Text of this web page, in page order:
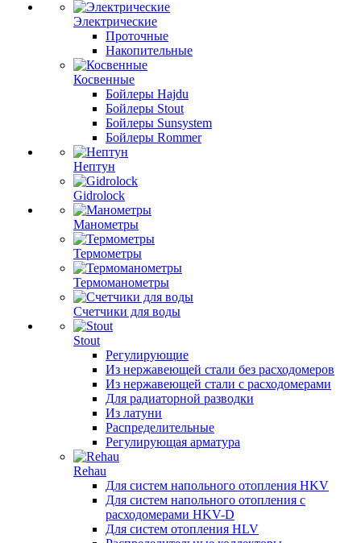
Электрические
Проточные
Накопительные
Косвенные
Бойлеры Hajdu
Бойлеры Stout
Бойлеры Sunsystem
Бойлеры Rommer
Нептун
Gidrolock
Манометры
Термометры
Термоманометры
Счетчики для воды
Stout
Регулирующие
Из нержавеющей стали без расходомеров
Из нержавеющей стали с расходомерами
Для радиаторной разводки
Из латуни
Распределительные
Регулирующая арматура
Rehau
Для систем напольного отопления HKV
Для систем напольного отопления с
расходомерами HKV-D
Для систем отопления HLV